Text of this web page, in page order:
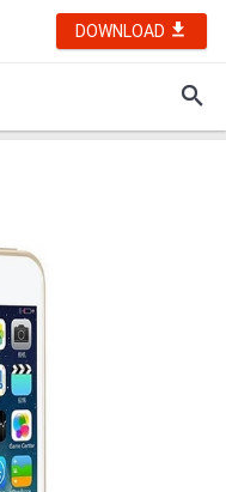
DOWNLOAD